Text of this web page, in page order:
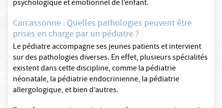
psychologique et émotionnel de l’enfant.
Carcassonne : Quelles pathologies peuvent être
prises en charge par un pédiatre ?
Le pédiatre accompagne ses jeunes patients et intervient
sur des pathologies diverses. En effet, plusieurs spécialités
existent dans cette discipline, comme la pédiatrie
néonatale, la pédiatrie endocrinienne, la pédiatrie
allergologique, et bien d’autres.